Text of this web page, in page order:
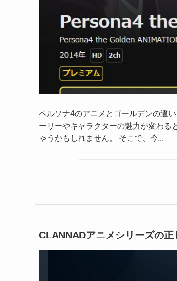
ペルソナ4のアニメとゴールデンの違
ーリーやキャラクターの魅力が変わる
ゃうかもしれません。 そこで、今...
CLANNADアニメシリーズの